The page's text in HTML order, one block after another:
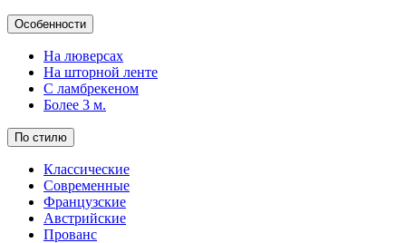
Особенности
На люверсах
На шторной ленте
С ламбрекеном
Более 3 м.
По стилю
Классические
Современные
Французские
Австрийские
Прованс